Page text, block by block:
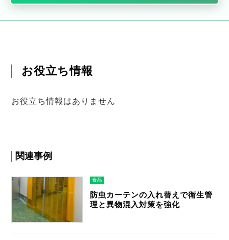
お役立ち情報
お役立ち情報はありません
関連事例
食品
防虫カーテンの入れ替えで衛生管
理と異物混入対策を強化